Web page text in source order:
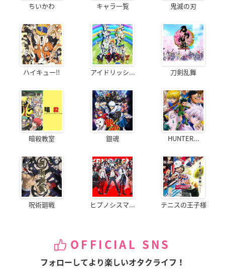
ちいかわ キャラ一覧 鬼滅の刃
ハイキュー!! アイドリッシ... 刀剣乱舞
暗殺教室 銀魂 HUNTER...
呪術廻戦 ヒプノシスマ... テニスの王子様
OFFICIAL SNS
フォローしてより楽しいオタクライフ！